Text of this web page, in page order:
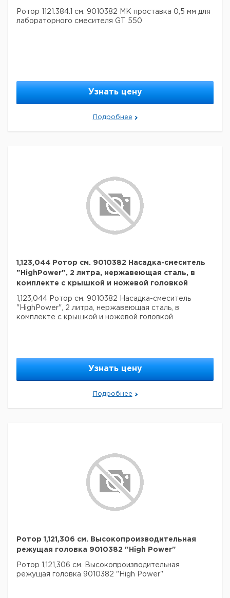
Ротор 1121.384.1 см. 9010382 МК проставка 0,5 мм для
лабораторного смесителя GT 550
Узнать цену
Подробнее
1,123,044 Ротор см. 9010382 Насадка-смеситель
"HighPower", 2 литра, нержавеющая сталь, в
комплекте с крышкой и ножевой головкой
1,123,044 Ротор см. 9010382 Насадка-смеситель
"HighPower", 2 литра, нержавеющая сталь, в
комплекте с крышкой и ножевой головкой
Узнать цену
Подробнее
Ротор 1,121,306 см. Высокопроизводительная
режущая головка 9010382 "High Power"
Ротор 1,121,306 см. Высокопроизводительная
режущая головка 9010382 "High Power"